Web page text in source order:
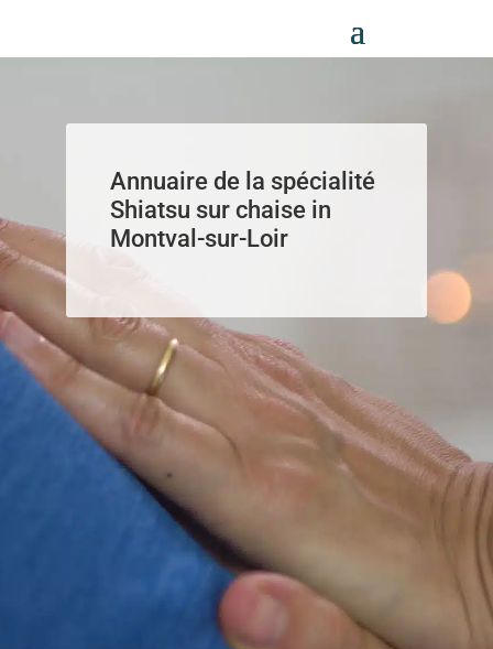
Annuaire de la spécialité
Shiatsu sur chaise in
Montval-sur-Loir